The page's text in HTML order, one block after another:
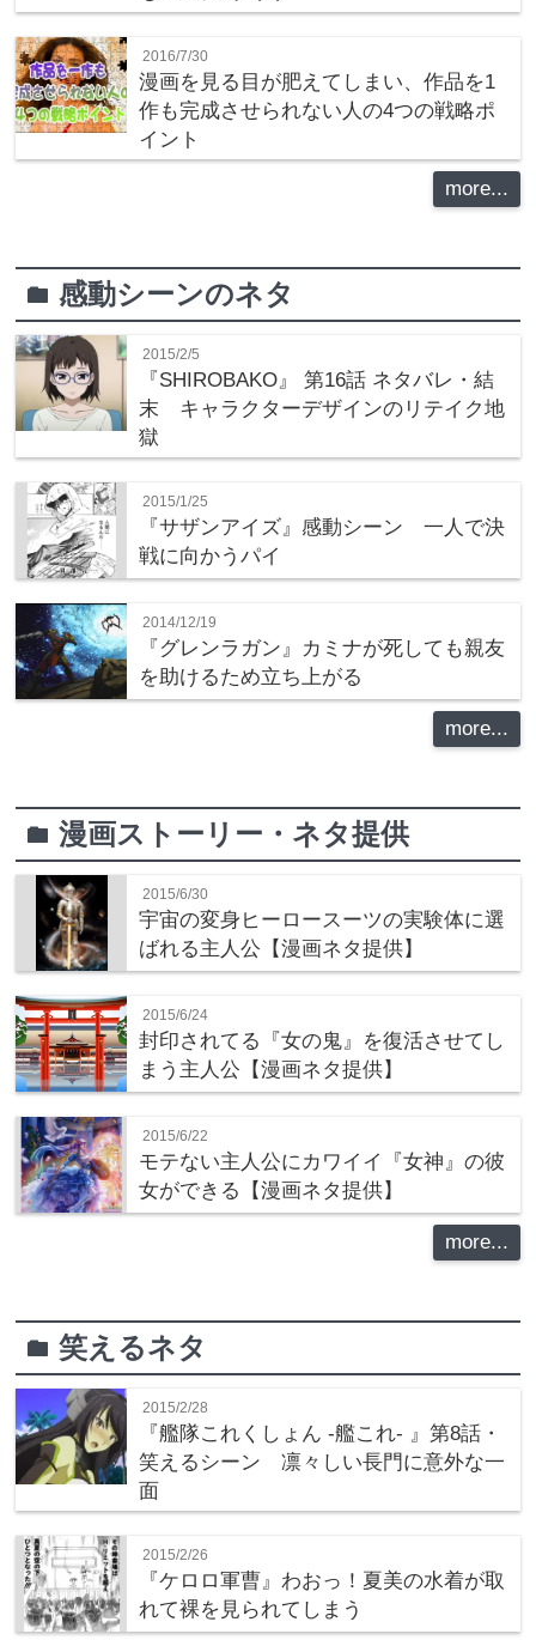
2016/7/30
漫画を見る目が肥えてしまい、作品を1
作も完成させられない人の4つの戦略ポ
イント
more...
folder感動シーンのネタ
2015/2/5
『SHIROBAKO』 第16話 ネタバレ・結
末 キャラクターデザインのリテイク地
獄
2015/1/25
『サザンアイズ』感動シーン 一人で決
戦に向かうパイ
2014/12/19
『グレンラガン』カミナが死しても親友
を助けるため立ち上がる
more...
folder漫画ストーリー・ネタ提供
2015/6/30
宇宙の変身ヒーロースーツの実験体に選
ばれる主人公【漫画ネタ提供】
2015/6/24
封印されてる『女の鬼』を復活させてし
まう主人公【漫画ネタ提供】
2015/6/22
モテない主人公にカワイイ『女神』の彼
女ができる【漫画ネタ提供】
more...
folder笑えるネタ
2015/2/28
『艦隊これくしょん -艦これ- 』第8話・
笑えるシーン 凛々しい長門に意外な一
面
2015/2/26
『ケロロ軍曹』わおっ！夏美の水着が取
れて裸を見られてしまう